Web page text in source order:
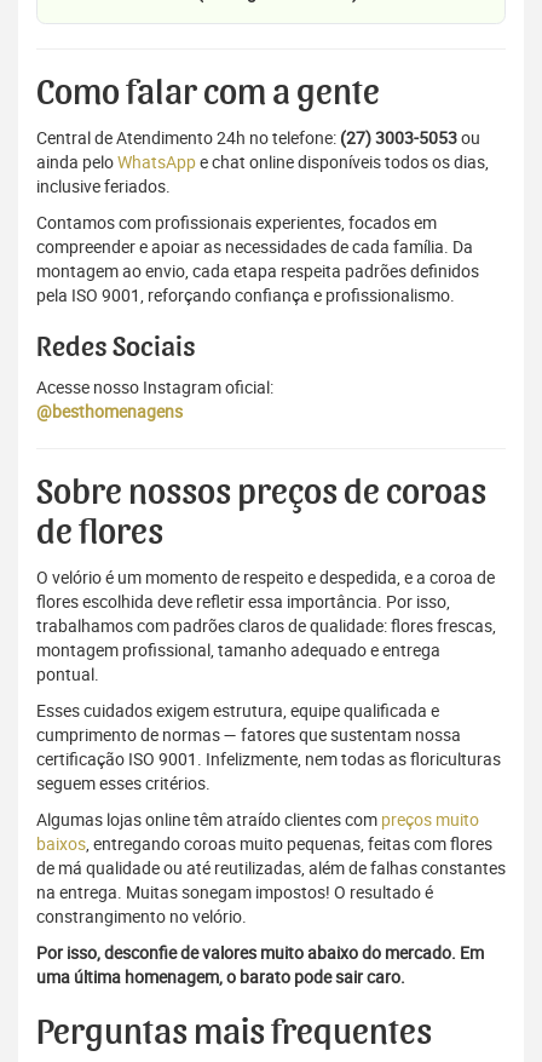
Como falar com a gente
Central de Atendimento 24h no telefone: (27) 3003-5053ou
ainda peloWhatsAppe chat online disponíveis todos os dias,
inclusive feriados.
Contamos com profissionais experientes, focados em
compreender e apoiar as necessidades de cada família. Da
montagem ao envio, cada etapa respeita padrões definidos
pela ISO 9001, reforçando confiança e profissionalismo.
Redes Sociais
Acesse nosso Instagram oficial:
@besthomenagens
Sobre nossos preços de coroas
de flores
O velório é um momento de respeito e despedida, e a coroa de
flores escolhida deve refletir essa importância. Por isso,
trabalhamos com padrões claros de qualidade: flores frescas,
montagem profissional, tamanho adequado e entrega
pontual.
Esses cuidados exigem estrutura, equipe qualificada e
cumprimento de normas — fatores que sustentam nossa
certificação ISO 9001. Infelizmente, nem todas as floriculturas
seguem esses critérios.
Algumas lojas online têm atraído clientes com preços muito
baixos, entregando coroas muito pequenas, feitas com flores
de má qualidade ou até reutilizadas, além de falhas constantes
na entrega. Muitas sonegam impostos! O resultado é
constrangimento no velório.
Por isso, desconfie de valores muito abaixo do mercado. Em
uma última homenagem, o barato pode sair caro.
Perguntas mais frequentes